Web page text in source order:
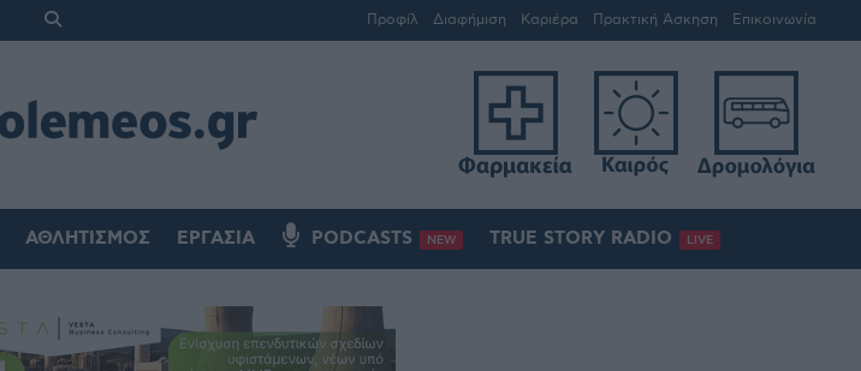
Προφίλ Διαφήμιση Καριέρα Πρακτική Άσκηση Επικοινωνία
ΑΘΛΗΤΙΣΜΌΣ ΕΡΓΑΣΊΑ PODCASTS NEW TRUE STORY RADIO LIVE